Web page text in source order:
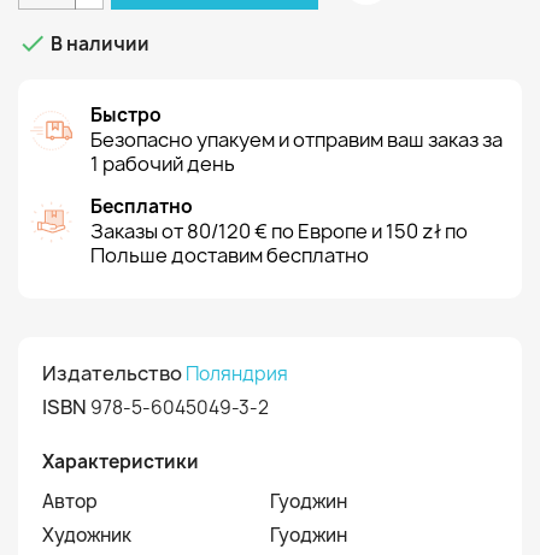
 В наличии
Быстро
Безопасно упакуем и отправим ваш заказ за
1 рабочий день
Бесплатно
Заказы от 80/120 € по Европе и 150 zł по
Польше доставим бесплатно
ИздательствоПоляндрия
ISBN 978-5-6045049-3-2
Характеристики
Автор
Гуоджин
Художник
Гуоджин